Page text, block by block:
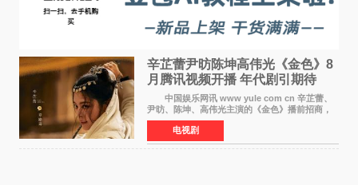
辛芷蕾尹昉陈坤高伟光《金色》8
月腾讯视频开播 年代剧引期待
中国娱乐网讯 www yule com cn 辛芷蕾、
尹昉、陈坤、高伟光主演的《金色》播前招商，
预计8月腾讯视频开播。这部年代剧汇集了众多实
力派演员，阵容强大，引发了观众的广泛关
注。 《金色》
电视剧